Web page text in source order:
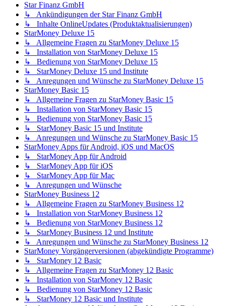
Star Finanz GmbH
↳ Ankündigungen der Star Finanz GmbH
↳ Inhalte OnlineUpdates (Produktaktualisierungen)
StarMoney Deluxe 15
↳ Allgemeine Fragen zu StarMoney Deluxe 15
↳ Installation von StarMoney Deluxe 15
↳ Bedienung von StarMoney Deluxe 15
↳ StarMoney Deluxe 15 und Institute
↳ Anregungen und Wünsche zu StarMoney Deluxe 15
StarMoney Basic 15
↳ Allgemeine Fragen zu StarMoney Basic 15
↳ Installation von StarMoney Basic 15
↳ Bedienung von StarMoney Basic 15
↳ StarMoney Basic 15 und Institute
↳ Anregungen und Wünsche zu StarMoney Basic 15
StarMoney Apps für Android, iOS und MacOS
↳ StarMoney App für Android
↳ StarMoney App für iOS
↳ StarMoney App für Mac
↳ Anregungen und Wünsche
StarMoney Business 12
↳ Allgemeine Fragen zu StarMoney Business 12
↳ Installation von StarMoney Business 12
↳ Bedienung von StarMoney Business 12
↳ StarMoney Business 12 und Institute
↳ Anregungen und Wünsche zu StarMoney Business 12
StarMoney Vorgängerversionen (abgekündigte Programme)
↳ StarMoney 12 Basic
↳ Allgemeine Fragen zu StarMoney 12 Basic
↳ Installation von StarMoney 12 Basic
↳ Bedienung von StarMoney 12 Basic
↳ StarMoney 12 Basic und Institute